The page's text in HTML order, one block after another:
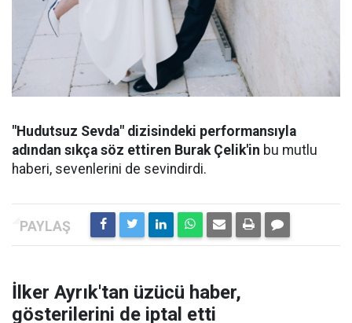
"Hudutsuz Sevda" dizisindeki performansıyla
adından sıkça söz ettiren Burak Çelik'in bu mutlu
haberi, sevenlerini de sevindirdi.
İlker Ayrık'tan üzücü haber,
gösterilerini de iptal etti